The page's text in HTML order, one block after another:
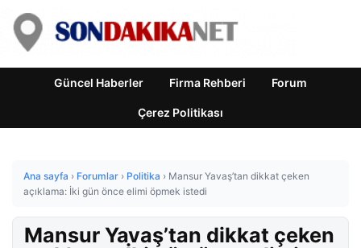
Güncel Haberler Firma Rehberi Forum
Çerez Politikası
Ana sayfa › Forumlar › Politika › Mansur Yavaş’tan dikkat çeken
açıklama: İki gün önce elimi öpmek istedi
Mansur Yavaş’tan dikkat çeken